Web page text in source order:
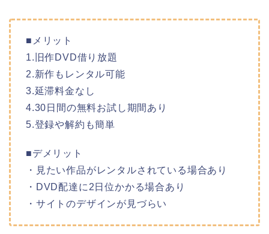
■メリット
1.旧作DVD借り放題
2.新作もレンタル可能
3.延滞料金なし
4.30日間の無料お試し期間あり
5.登録や解約も簡単
■デメリット
・見たい作品がレンタルされている場合あり
・DVD配達に2日位かかる場合あり
・サイトのデザインが見づらい